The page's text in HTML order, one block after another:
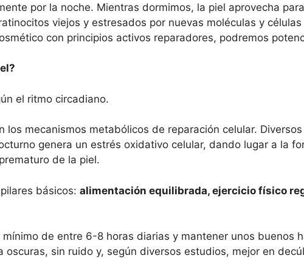
por la noche. Mientras dormimos, la piel aprovecha
viejos y estresados por nuevas moléculas y
con principios activos reparadores, podremos
el ritmo circadiano.
mecanismos metabólicos de reparación celular.
genera un estrés oxidativo celular, dando lugar a la
de la piel.
básicos: alimentación equilibrada, ejercicio físico
de entre 6-8 horas diarias y mantener unos buenos
sin ruido y, según diversos estudios, mejor en